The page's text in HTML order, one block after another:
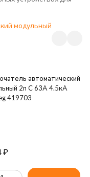
модульный
автоматический
2п C 63А 4.5кА
419703
₽